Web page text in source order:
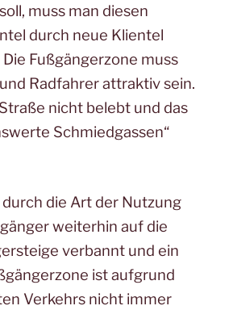
muss man diesen
durch neue Klientel
Fußgängerzone muss
Radfahrer attraktiv sein.
nicht belebt und das
Schmiedgassen“
die Art der Nutzung
weiterhin auf die
verbannt und ein
ist aufgrund
Verkehrs nicht immer